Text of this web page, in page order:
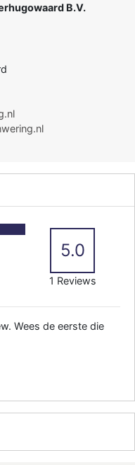
B.V.
5.0
1 Reviews
Wees de eerste die